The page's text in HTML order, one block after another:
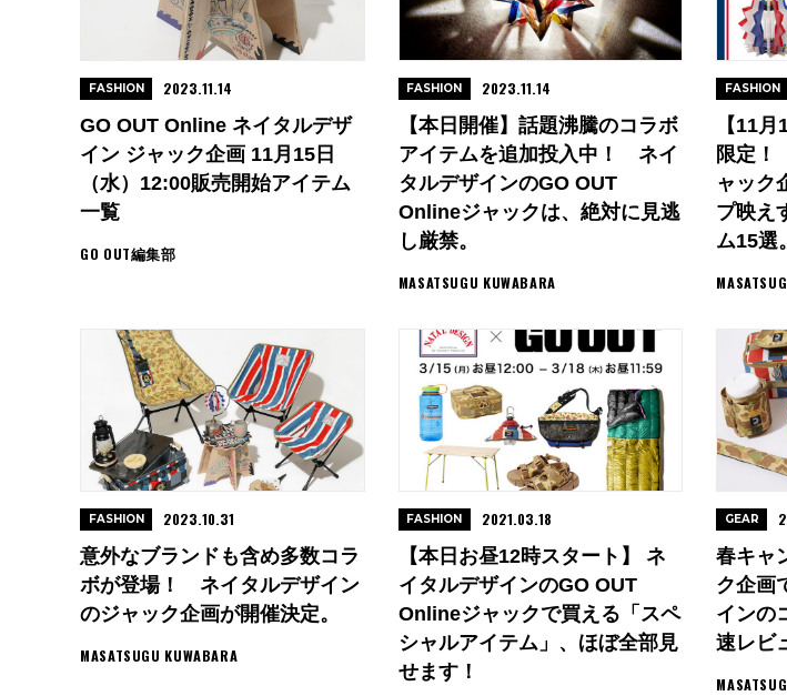
GO OUT Online ネイタルデザ
イン ジャック企画 11月15日
（水）12:00販売開始アイテム
一覧
GO OUT編集部
FASHION 2023.11.14
【本日開催】話題沸騰のコラボ
アイテムを追加投入中！ ネイ
タルデザインのGO OUT
Onlineジャックは、絶対に見逃
し厳禁。
MASATSUGU KUWABARA
FASHION 2023.11.14
【11
限定！
ャック
プ映え
ム15選。
FASHION
意外なブランドも含め多数コラ
ボが登場！ ネイタルデザイン
のジャック企画が開催決定。
MASATSUGU KUWABARA
FASHION 2023.10.31
【本日お昼12時スタート】 ネ
イタルデザインのGO OUT
Onlineジャックで買える「スペ
シャルアイテム」、ほぼ全部見
せます！
FASHION 2021.03.18
春キャ
ク企画
インの
速レビ
GEAR